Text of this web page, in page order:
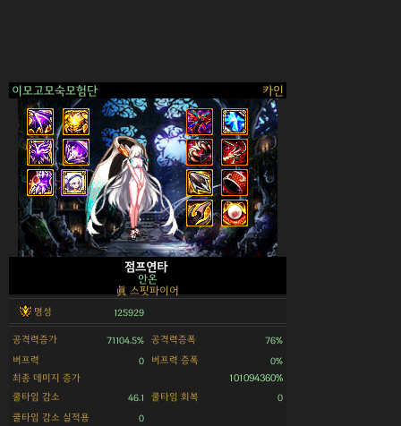
이모고모숙모험단 카인
>
점프연타
안온
眞 스핏파이어
명성 125929
공격력증가 71104.5% 공격력증폭 76%
버프력 0 버프력 증폭 0%
최종 데미지 증가
101094360%
쿨타임 감소
46.1 쿨타임 회복 0
쿨타임 감소 실적용 0